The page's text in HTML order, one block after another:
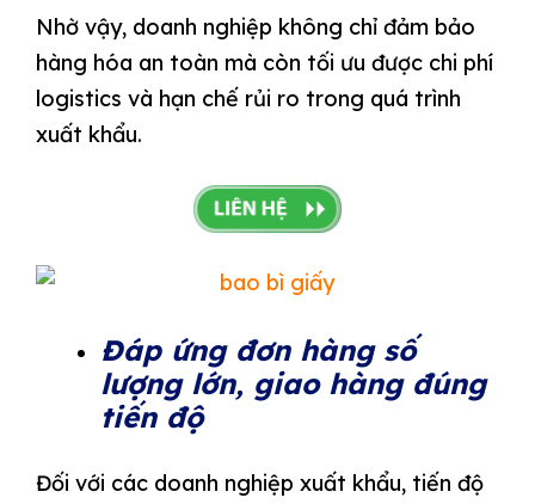
Nhờ vậy, doanh nghiệp không chỉ đảm bảo
hàng hóa an toàn mà còn tối ưu được chi phí
logistics và hạn chế rủi ro trong quá trình
xuất khẩu.
Đáp ứng đơn hàng số
lượng lớn, giao hàng đúng
tiến độ
Đối với các doanh nghiệp xuất khẩu, tiến độ